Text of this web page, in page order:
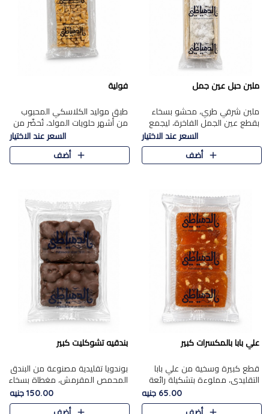
ملبن حبل عين جمل
ملبن شرقي طري، محشو بسخاء
بقطع عين الجمل الفاخرة، ليجمع
بين القوام الناعم وقرمشة الجوز
في مذاق شرقي أصيل.
السعر عند الاختيار
أضف
فولية
طبق موليد الكلاسكي المحبوب
من أشهر حلويات المولد، تُحضّر من
فول سوداني محمص بعناية
ومغلف بطبقة رقيقة من السكر
المكرمل، لتمنحك قرمشة أصيلة
السعر عند الاختيار
أضف
علي بابا بالمكسرات كبير
قطع كبيرة وسخية من علي بابا
التقليدي، مملوءة بتشكيلة رائعة
من المكسرات المحمصة المحمرة.
65.00 جنيه
بندقيه تشوكليت كبير
بوندويا تقليدية مصنوعة من البندق
المحمص المقرمش، مغطاة بسخاء
بشوكولاتة فاخرة غنية لتحقيق
التوازن المثالي بين قوام القرمشة
150.00 جنيه